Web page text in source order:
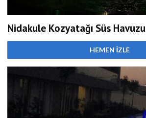
Nidakule Kozyatağı Süs Havuzu
HEMEN İZLE